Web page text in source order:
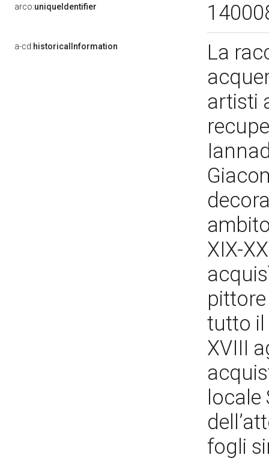
arco:uniqueIdentifier
a-cd:historicalInformation
La
artisti
XIX-
tutto il
XVIII
fogli